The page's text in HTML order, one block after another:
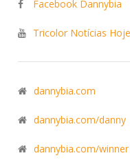
Facebook Dannybia
Tricolor Notícias Hoje
dannybia.com
dannybia.com/danny
dannybia.com/winner